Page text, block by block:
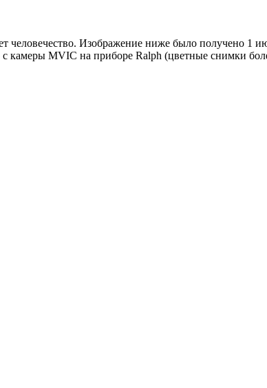
Изображение ниже было получено 1
камеры MVIC на приборе Ralph (цветные снимки